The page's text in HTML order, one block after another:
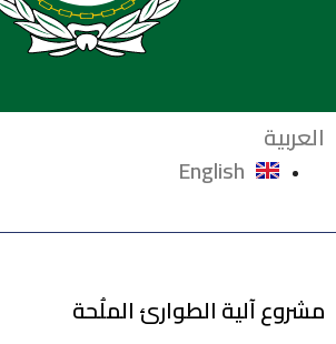
العربية
English
مشروع آلية الطوارئ الملُحة